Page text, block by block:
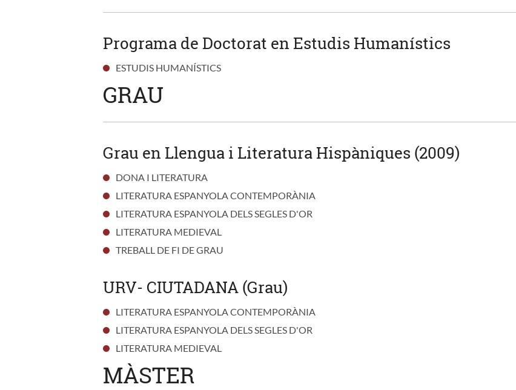
Programa de Doctorat en Estudis Humanístics
ESTUDIS HUMANÍSTICS
GRAU
Grau en Llengua i Literatura Hispàniques (2009)
DONA I LITERATURA
LITERATURA ESPANYOLA CONTEMPORÀNIA
LITERATURA ESPANYOLA DELS SEGLES D'OR
LITERATURA MEDIEVAL
TREBALL DE FI DE GRAU
URV- CIUTADANA (Grau)
LITERATURA ESPANYOLA CONTEMPORÀNIA
LITERATURA ESPANYOLA DELS SEGLES D'OR
LITERATURA MEDIEVAL
MÀSTER